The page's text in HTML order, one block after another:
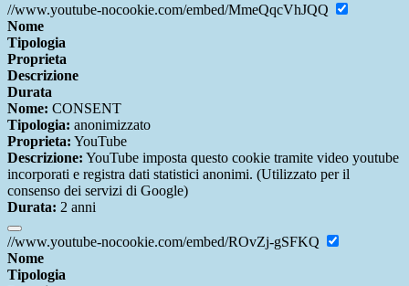
//www.youtube-nocookie.com/embed/MmeQqcVhJQQ
Nome
Tipologia
Proprieta
Descrizione
Durata
Nome: CONSENT
Tipologia: anonimizzato
Proprieta: YouTube
Descrizione: YouTube imposta questo cookie tramite video youtube
incorporati e registra dati statistici anonimi. (Utilizzato per il
consenso dei servizi di Google)
Durata: 2 anni
//www.youtube-nocookie.com/embed/ROvZj-gSFKQ
Nome
Tipologia